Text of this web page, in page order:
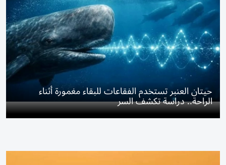
حيتان العنبر تستخدم الفقاعات للبقاء مغمورة أثناء
الراحة.. دراسة تكشف السر